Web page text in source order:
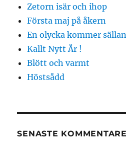
Zetorn isär och ihop
Första maj på åkern
En olycka kommer
Kallt Nytt År !
Blött och varmt
Höstsådd
SENASTE